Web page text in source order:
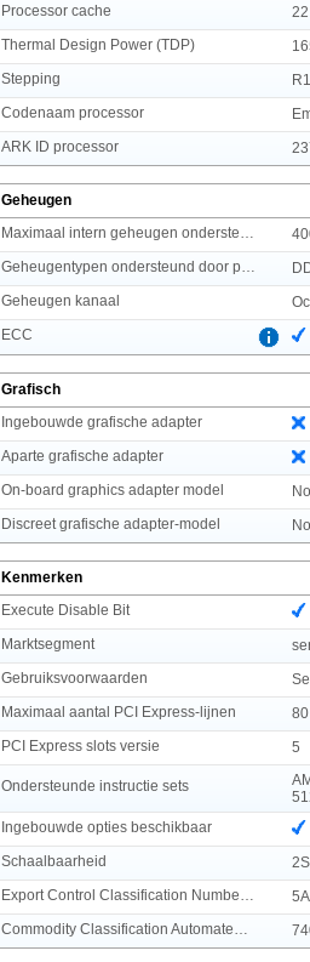
Processor cache
Thermal Design Power (TDP)
Stepping
R1
Codenaam processor
ARK ID processor
Geheugen
Geheugen kanaal
ECC
Grafisch
Ingebouwde grafische adapter
Aparte grafische adapter
On-board graphics adapter model
Discreet grafische adapter-model
Kenmerken
Execute Disable Bit
Marktsegment
Gebruiksvoorwaarden
Maximaal aantal PCI Express-lijnen
80
PCI Express slots versie
5
Ondersteunde instructie sets
Ingebouwde opties beschikbaar
Schaalbaarheid
2S